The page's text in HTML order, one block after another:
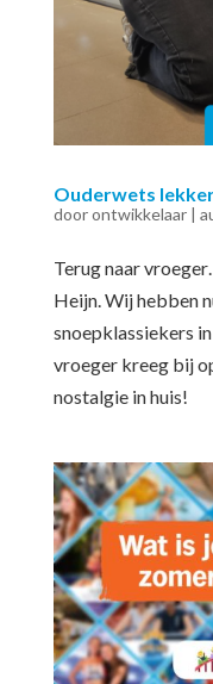
Ouderwets
doorontwikkelaar|
Terug naar
Heijn. Wij hebben
snoepklassiekers
vroeger kreeg bij
nostalgie in huis!